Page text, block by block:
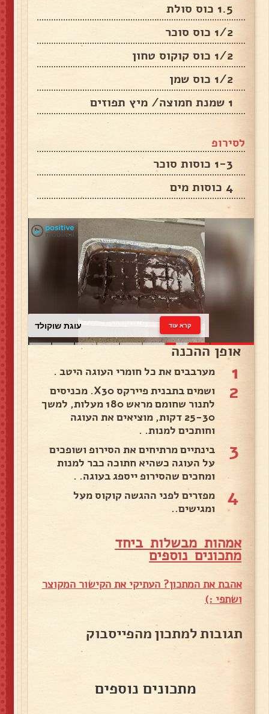
1.5 כוס סולת
1/2 כוס סוכר
1/2 כוס קוקוס טחון
1/2 כוס שמן
1 שמנת חמוצה/ מיץ תפוזים
לסירופ
1-3 כוסות סוכר
4 כוסות מים
עוגת שוקולד קרא עוד
אופן ההכנה
1 מערבבים את כל חומרי העוגה היטב .
2
ושמים בתבנית פיירקס X30. מכניסים
לתנור שחומם מראש 180 מעלות, למשך
25-30 דקות, מוציאים את העוגה
וחותכים למנות. .
3
בינתיים מרתיחים את הסירופ ושופכים
על העוגה כשהיא חתוכה כבר למנות
ומחכים שהסירופ ייספג בעוגה. .
4
מפזרים לפני ההגשה קוקוס מעל
ומגישים..
אמהות מבשלות ביחד
מתכונים נוספים
אהבת את המתכון? העתיקי את הקישור המקוצר
ושתפי :)
תגובות למתכון מהפייסבוק
מתכונים נוספים